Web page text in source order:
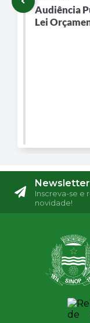
Audiência
Lei
Newsletter
Inscreva-se e
novidade!